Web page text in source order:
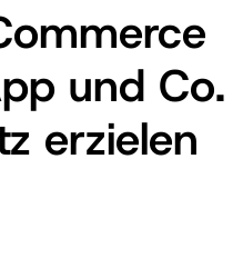
und Co.
erzielen